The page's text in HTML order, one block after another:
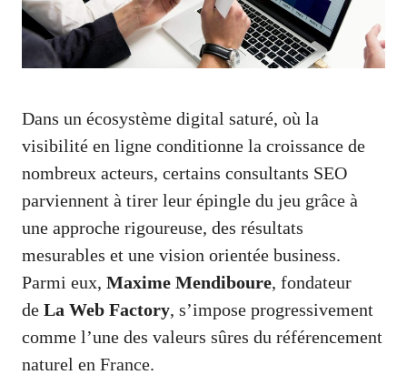
Dans un écosystème digital saturé, où la
visibilité en ligne conditionne la croissance de
nombreux acteurs, certains consultants SEO
parviennent à tirer leur épingle du jeu grâce à
une approche rigoureuse, des résultats
mesurables et une vision orientée business.
Parmi eux, Maxime Mendiboure, fondateur
de La Web Factory, s’impose progressivement
comme l’une des valeurs sûres du référencement
naturel en France.